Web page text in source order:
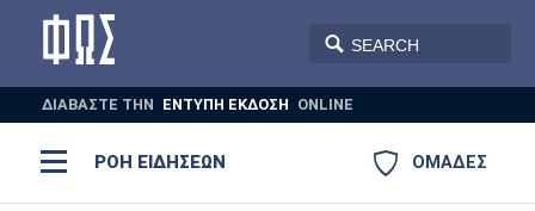
ΔΙΑΒΑΣΤΕ THN ΕΝΤΥΠΗ ΕΚΔΟΣΗ ONLINE
ΟΜΑΔΕΣ
ΡΟΗ ΕΙΔΗΣΕΩΝ